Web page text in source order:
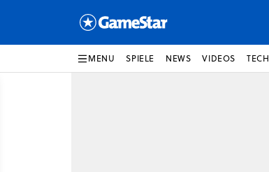
MENU SPIELE NEWS VIDEOS TECH